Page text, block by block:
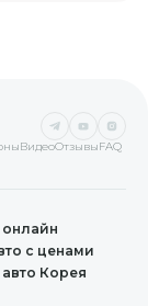
ВидеоОтзывыFAQ
с ценами
Корея